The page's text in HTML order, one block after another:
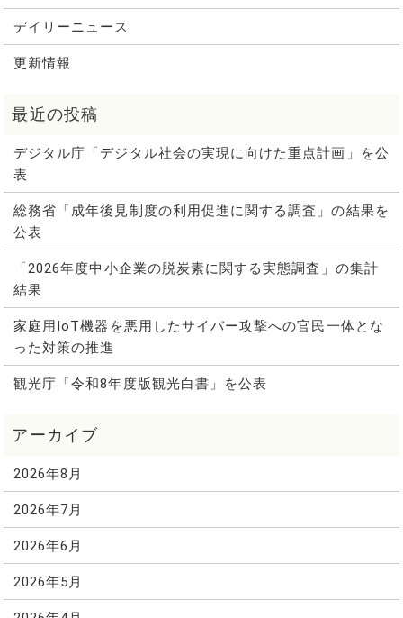
デイリーニュース
更新情報
デジタル庁「デジタル社会の実現に向けた重点計画」を公
表
総務省「成年後見制度の利用促進に関する調査」の結果を
公表
「2026年度中小企業の脱炭素に関する実態調査」の集計
結果
家庭用IoT機器を悪用したサイバー攻撃への官民一体とな
った対策の推進
観光庁「令和8年度版観光白書」を公表
2026年8月
2026年7月
2026年6月
2026年5月